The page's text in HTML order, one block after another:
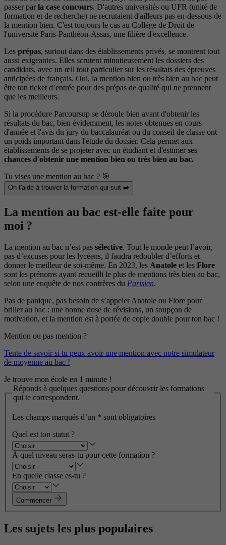
passer par la case concours. D'autres universités ou UFR (unité de
formation et de recherche) ne recrutaient d'ailleurs pas en-dessous de
la mention bien. C'est toujours le cas au Collège de Droit de
l'université Paris-Panthéon-Assas, une filière d'excellence.
Les prépas, surtout dans des établissements privés, se montrent tout
aussi exigeantes. Elles scrutent minutieusement les dossiers des
candidats, avec un œil tout particulier sur les résultats des épreuves
anticipées de français. Oui, la mention bien ou très bien au bac peut
être ton ticket d’entrée pour des prépas de qualité qui ne prennent
que les meilleurs.
Si la procédure Parcoursup se déroule bien avant d'obtenir les
résultats du bac, bien évidemment, les notes obtenues en cours
d'année et l'avis du jury du baccalauréat ou du conseil de classe ont
un poids important dans l'étude du dossier. Cela permet aux
établissements de se projeter avec un étudiant et d'estimer ses
chances d'obtenir une mention bien ou très bien au bac.
Tu vises une mention au bac ? 🎯
On t'aide à trouver la formation qui suit ➡️
La mention au bac est-elle faite pour
moi ?
La mention au bac n’est pas sélective. Tout le monde peut l’avoir,
pas d’excuses pour les lycéens, il faudra redoubler d’efforts et
donner le meilleur de soi-même. En 2023, les Anatole et les Flore
sont les prénoms ayant recueilli le plus de mentions très bien au bac,
selon une enquête de nos confrères du Parisien.
Pas de panique, pas besoin de s’appeler Anatole ou Flore pour
briller au bac : une bonne dose de révisions, un soupçon de
motivation, et la mention est à portée de copie double pour ton bac !
Mention ou pas mention ?
Tente de savoir si tu peux avoir une mention avec notre simulateur
de moyenne au bac !
Je trouve mon école en 1 minute !
Réponds à quelques questions pour découvrir les formations
qui te correspondent.
Les champs marqués d’un * sont obligatoires
Quel est ton statut ?
À quel niveau seras-tu pour cette formation ?
En quelle classe es-tu ?
Commencer
Les sujets les plus populaires